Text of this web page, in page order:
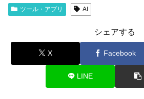
ツール・アプリ AI
シェアする
X Facebook
LINE